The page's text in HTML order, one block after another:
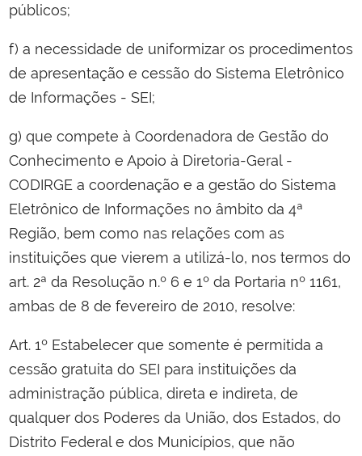
públicos;
f) a necessidade de uniformizar os procedimentos
de apresentação e cessão do Sistema Eletrônico
de Informações - SEI;
g) que compete à Coordenadora de Gestão do
Conhecimento e Apoio à Diretoria-Geral -
CODIRGE a coordenação e a gestão do Sistema
Eletrônico de Informações no âmbito da 4ª
Região, bem como nas relações com as
instituições que vierem a utilizá-lo, nos termos do
art. 2ª da Resolução n.º 6 e 1º da Portaria nº 1161,
ambas de 8 de fevereiro de 2010, resolve:
Art. 1º Estabelecer que somente é permitida a
cessão gratuita do SEI para instituições da
administração pública, direta e indireta, de
qualquer dos Poderes da União, dos Estados, do
Distrito Federal e dos Municípios, que não